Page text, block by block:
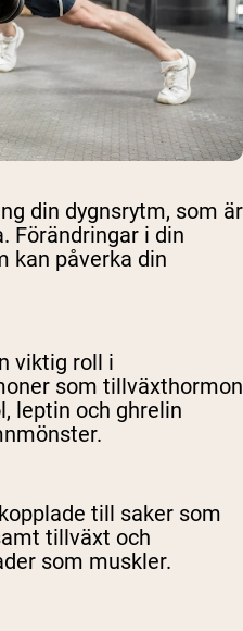
din dygnsrytm, som är
Förändringar i din
kan påverka din
viktig roll i
som tillväxthormon
leptin och ghrelin
till saker som
tillväxt och
som muskler.